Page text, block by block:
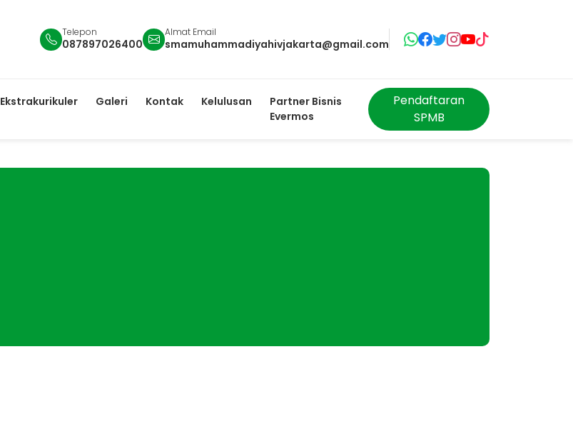
Telepon
087897026400
Almat Email
smamuhammadiyahivjakarta@gmail.com
Ekstrakurikuler Galeri Kontak Kelulusan
Partner Bisnis
Evermos
Pendaftaran
SPMB